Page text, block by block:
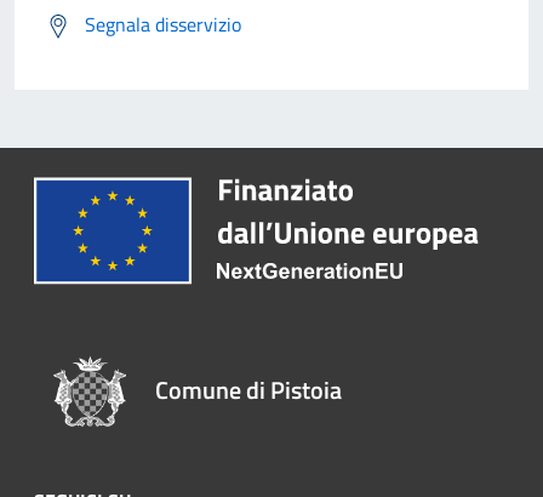
Segnala disservizio
Comune di Pistoia